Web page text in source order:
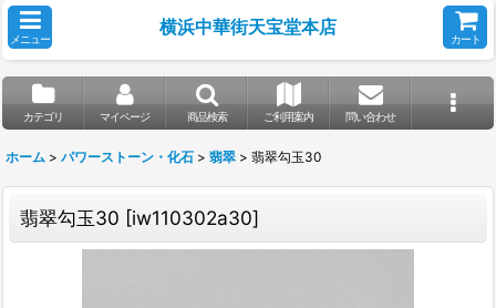
メニュー
横浜中華街天宝堂本店
カート
カテゴリ マイページ 商品検索 ご利用案内 問い合わせ
ホーム > パワーストーン・化石 > 翡翠 > 翡翠勾玉30
翡翠勾玉30 [iw110302a30]